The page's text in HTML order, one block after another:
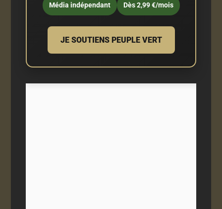
Média indépendant Dès 2,99 €/mois
JE SOUTIENS PEUPLE VERT